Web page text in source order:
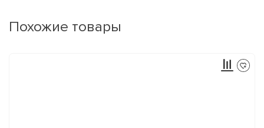
Похожие товары